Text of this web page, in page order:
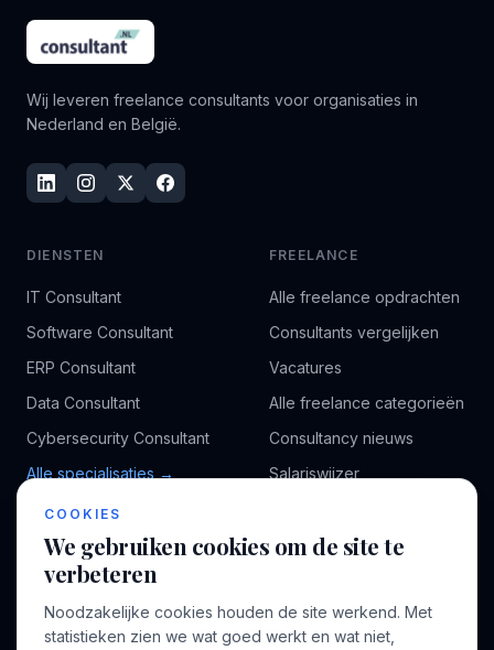
Wij leveren freelance consultants voor organisaties in
Nederland en België.
DIENSTEN
IT Consultant
Software Consultant
ERP Consultant
Data Consultant
Cybersecurity Consultant
Alle specialisaties →
FREELANCE
Alle freelance opdrachten
Consultants vergelijken
Vacatures
Alle freelance categorieën
Consultancy nieuws
Salariswijzer
BEDRIJF
Over ons
Profiel aanmaken
COOKIES
We gebruiken cookies om de site te
verbeteren
Noodzakelijke cookies houden de site werkend. Met
statistieken zien we wat goed werkt en wat niet,